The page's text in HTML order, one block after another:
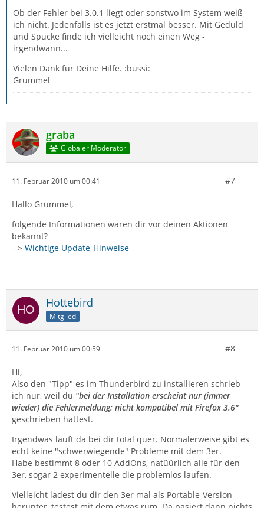
Ob der Fehler bei 3.0.1 liegt oder sonstwo im System weiß
ich nicht. Jedenfalls ist es jetzt erstmal besser. Mit Geduld
und Spucke finde ich vielleicht noch einen Weg -
irgendwann...
Vielen Dank für Deine Hilfe. :bussi:
Grummel
graba
Globaler Moderator
11. Februar 2010 um 00:41 #7
Hallo Grummel,
folgende Informationen waren dir vor deinen Aktionen
bekannt?
--> Wichtige Update-Hinweise
Hottebird
Mitglied
11. Februar 2010 um 00:59 #8
Hi,
Also den "Tipp" es im Thunderbird zu installieren schrieb
ich nur, weil du "bei der Installation erscheint nur (immer
wieder) die Fehlermeldung: nicht kompatibel mit Firefox 3.6"
geschrieben hattest.
Irgendwas läuft da bei dir total quer. Normalerweise gibt es
echt keine "schwerwiegende" Probleme mit dem 3er.
Habe bestimmt 8 oder 10 AddOns, natüürlich alle für den
3er, sogar 2 experimentelle die problemlos laufen.
Vielleicht ladest du dir den 3er mal als Portable-Version